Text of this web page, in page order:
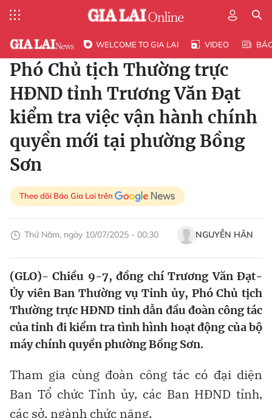
WELCOME TO GIA LAI VIDEO
Phó Chủ tịch Thường trực
HĐND tỉnh Trương Văn Đạt
kiểm tra việc vận hành chính
quyền mới tại phường Bồng
Sơn
Theo dõi Báo Gia Lai trên
Thứ Năm, ngày 10/07/2025 - 00:30 NGUYỄN HÂN
(GLO)- Chiều 9-7, đồng chí Trương Văn Đạt-
Ủy viên Ban Thường vụ Tỉnh ủy, Phó Chủ tịch
Thường trực HĐND tỉnh dẫn đầu đoàn công tác
của tỉnh đi kiểm tra tình hình hoạt động của bộ
máy chính quyền phường Bồng Sơn.
Tham gia cùng đoàn công tác có đại diện
Ban Tổ chức Tỉnh ủy, các Ban HĐND tỉnh,
các sở, ngành chức năng.